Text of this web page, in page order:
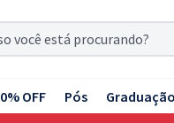
OFF Pós Graduação